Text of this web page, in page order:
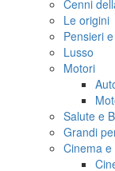
Cenni
Le origini
Pensieri
Lusso
Motori
Salute e
Grandi
Cinema e